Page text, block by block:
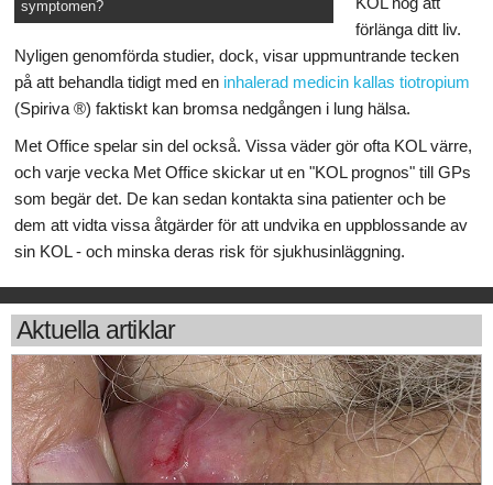
symptomen?
förlänga ditt liv.
Nyligen genomförda studier, dock, visar uppmuntrande tecken
på att behandla tidigt med en inhalerad medicin kallas tiotropium
(Spiriva ®) faktiskt kan bromsa nedgången i lung hälsa.
Met Office spelar sin del också. Vissa väder gör ofta KOL värre,
och varje vecka Met Office skickar ut en "KOL prognos" till GPs
som begär det. De kan sedan kontakta sina patienter och be
dem att vidta vissa åtgärder för att undvika en uppblossande av
sin KOL - och minska deras risk för sjukhusinläggning.
Aktuella artiklar